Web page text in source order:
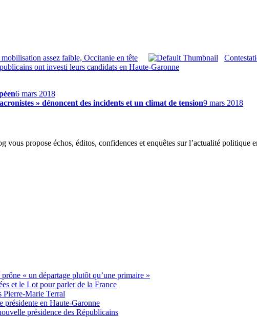
assez faible, Occitanie en tête
ont investi leurs candidats en Haute-Garonne
6 mars 2018
» dénoncent des incidents et un climat de tension9 mars 2018
propose échos, éditos, confidences et enquêtes sur l’actualité politique
« un départage plutôt qu’une primaire »
et le Lot pour parler de la France
Pierre-Marie Terral
présidente en Haute-Garonne
présidence des Républicains